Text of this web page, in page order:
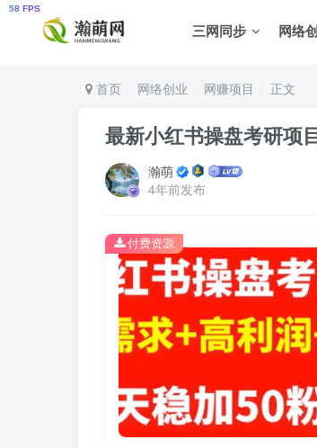
三网同步 网络
首页 网络创业 网赚项目 正文
最新小红书操盘考研项
瀚萌
4年前发布
付费资源